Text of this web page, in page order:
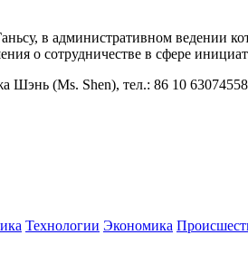
в административном ведении
о сотрудничестве в сфере
(Ms. Shen), тел.: 86 10 63074558
Технологии Экономика